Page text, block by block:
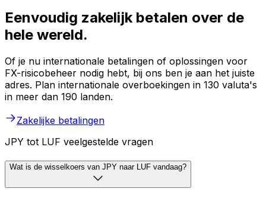
Eenvoudig zakelijk betalen over de
hele wereld.
Of je nu internationale betalingen of oplossingen voor
FX-risicobeheer nodig hebt, bij ons ben je aan het juiste
adres. Plan internationale overboekingen in 130 valuta's
in meer dan 190 landen.
Zakelijke betalingen
JPY tot LUF veelgestelde vragen
Wat is de wisselkoers van JPY naar LUF vandaag?